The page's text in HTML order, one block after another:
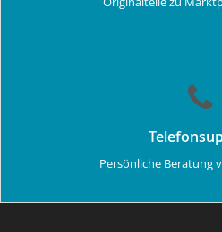
Persönliche Beratung